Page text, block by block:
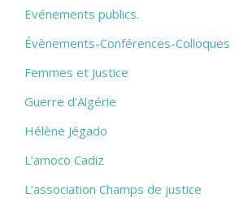
Evénements publics.
Évènements-Conférences-Colloques
Femmes et Justice
Guerre d'Algérie
Hélène Jégado
L’amoco Cadiz
L’association Champs de justice